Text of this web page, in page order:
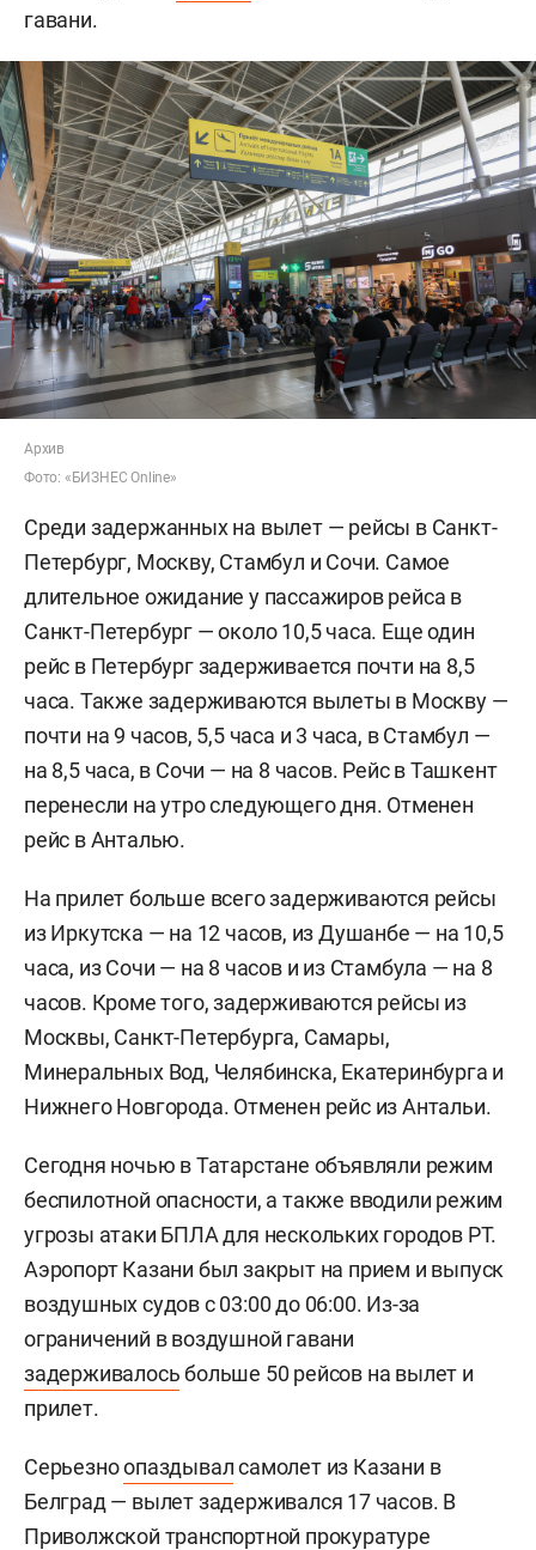
гавани.
Архив
Фото: «БИЗНЕС Online»
Среди задержанных на вылет — рейсы в Санкт-
Петербург, Москву, Стамбул и Сочи. Самое
длительное ожидание у пассажиров рейса в
Санкт-Петербург — около 10,5 часа. Еще один
рейс в Петербург задерживается почти на 8,5
часа. Также задерживаются вылеты в Москву —
почти на 9 часов, 5,5 часа и 3 часа, в Стамбул —
на 8,5 часа, в Сочи — на 8 часов. Рейс в Ташкент
перенесли на утро следующего дня. Отменен
рейс в Анталью.
На прилет больше всего задерживаются рейсы
из Иркутска — на 12 часов, из Душанбе — на 10,5
часа, из Сочи — на 8 часов и из Стамбула — на 8
часов. Кроме того, задерживаются рейсы из
Москвы, Санкт-Петербурга, Самары,
Минеральных Вод, Челябинска, Екатеринбурга и
Нижнего Новгорода. Отменен рейс из Антальи.
Сегодня ночью в Татарстане объявляли режим
беспилотной опасности, а также вводили режим
угрозы атаки БПЛА для нескольких городов РТ.
Аэропорт Казани был закрыт на прием и выпуск
воздушных судов с 03:00 до 06:00. Из-за
ограничений в воздушной гавани
задерживалосьбольше 50 рейсов на вылет и
прилет.
Серьезноопаздывалсамолет из Казани в
Белград — вылет задерживался 17 часов. В
Приволжской транспортной прокуратуре